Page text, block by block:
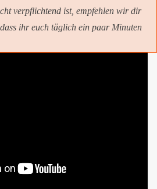
verpflichtend ist, empfehlen wir dir
ihr euch täglich ein paar Minuten